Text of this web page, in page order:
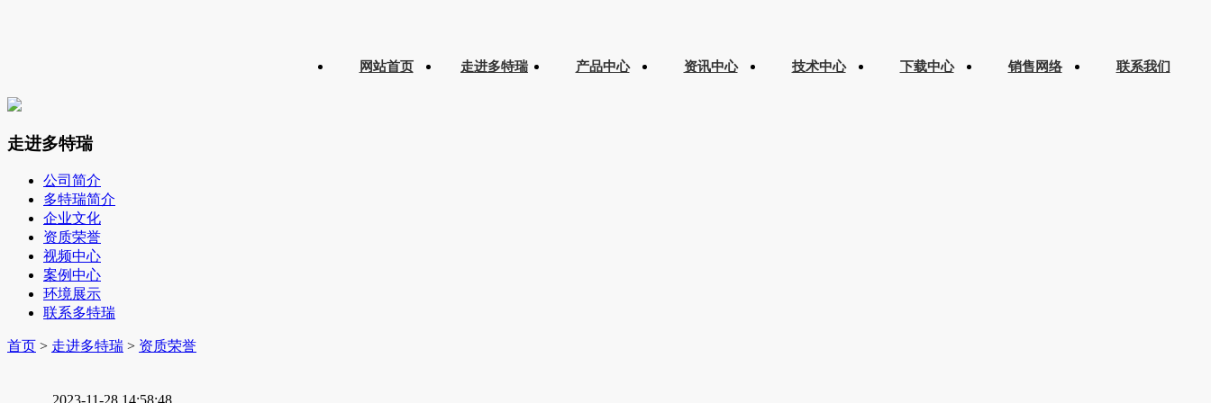
网站首页 走进多特瑞 产品中心 资讯中心 技术中心 下载中心 销售网络 联系我们
走进多特瑞
公司简介
多特瑞简介
企业文化
资质荣誉
视频中心
案例中心
环境展示
联系多特瑞
首页 > 走进多特瑞 > 资质荣誉